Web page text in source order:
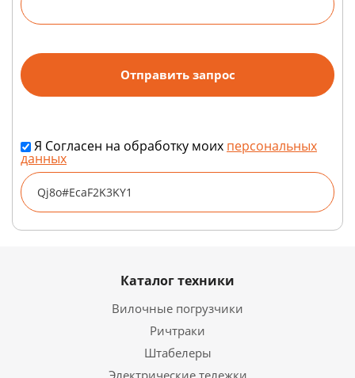
Я Согласен на обработку моих персональных
данных
Каталог техники
Вилочные погрузчики
Ричтраки
Штабелеры
Электрические тележки